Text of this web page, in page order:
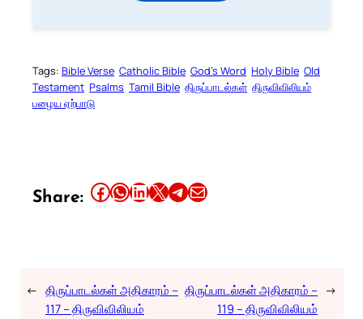
Tags: Bible Verse Catholic Bible God’s Word Holy Bible Old
Testament Psalms Tamil Bible திருப்பாடல்கள் திருவிவிலியம்
பழைய ஏற்பாடு
Share: Share this article on Facebook Share this article on WhatsApp Share this article on LinkedIn Share this article on X Share this article on TelegramEmail this Article
← திருப்பாடல்கள் அதிகாரம் –
117 – திருவிவிலியம்
திருப்பாடல்கள் அதிகாரம் –
119 – திருவிவிலியம்
→